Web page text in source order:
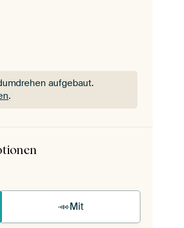
aufgebaut.
.
aufgebaut.
Mit